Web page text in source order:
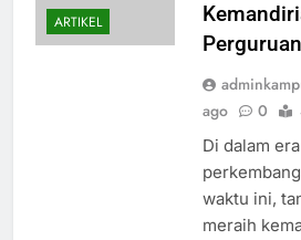
ARTIKEL
ago
0
Di dalam
waktu ini,
meraih